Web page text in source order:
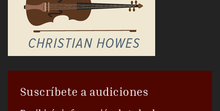
Suscríbete a audiciones